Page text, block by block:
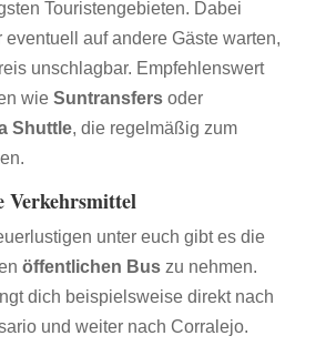
Touristengebieten. Dabei
eventuell auf andere Gäste warten,
unschlagbar. Empfehlenswert
wie Suntransfersoder
Shuttle, die regelmäßig zum
Verkehrsmittel
unter euch gibt es die
öffentlichen Buszu nehmen.
dich beispielsweise direkt nach
und weiter nach Corralejo.